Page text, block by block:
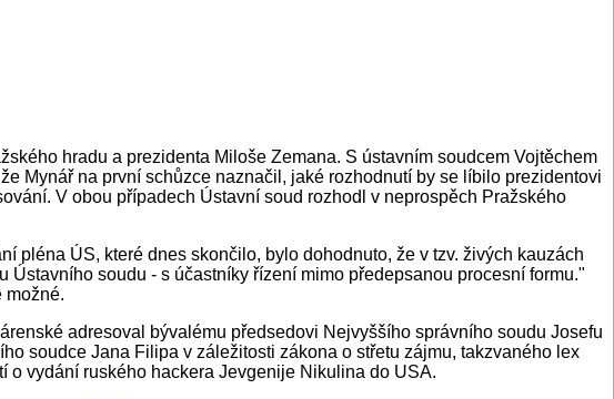
hradu a prezidenta Miloše Zemana. S ústavním soudcem Vojtěchem
Mynář na první schůzce naznačil, jaké rozhodnutí by se líbilo prezidentovi
V obou případech Ústavní soud rozhodl v neprospěch Pražského
pléna ÚS, které dnes skončilo, bylo dohodnuto, že v tzv. živých kauzách
soudu - s účastníky řízení mimo předepsanou procesní formu."
možné.
adresoval bývalému předsedovi Nejvyššího správního soudu Josefu
soudce Jana Filipa v záležitosti zákona o střetu zájmu, takzvaného lex
o vydání ruského hackera Jevgenije Nikulina do USA.